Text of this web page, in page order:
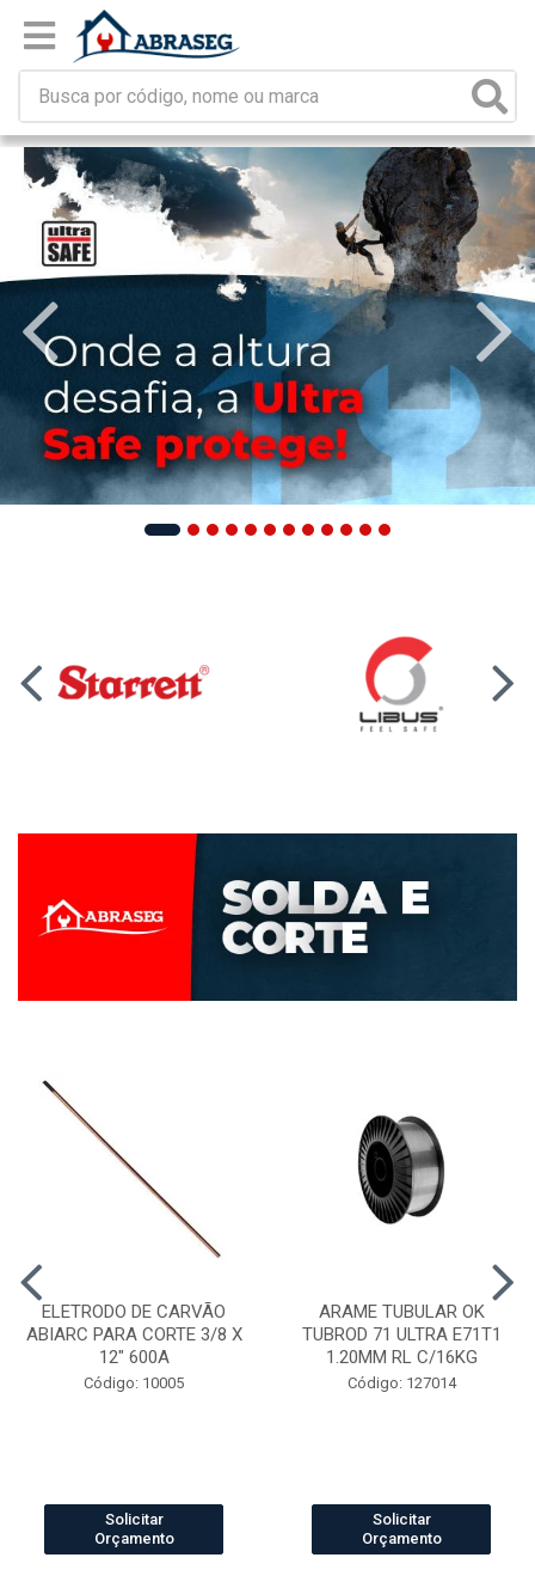
ELETRODO DE CARVÃO
ABIARC PARA CORTE 3/8 X
12" 600A
Código: 10005
Solicitar
Orçamento
ARAME TUBULAR OK
TUBROD 71 ULTRA E71T1
1.20MM RL C/16KG
Código: 127014
Solicitar
Orçamento